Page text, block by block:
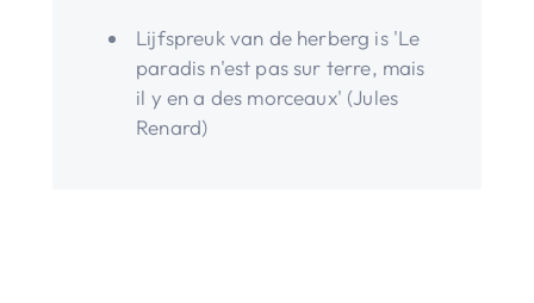
Lijfspreuk van de herberg is 'Le
paradis n'est pas sur terre, mais
il y en a des morceaux' (Jules
Renard)